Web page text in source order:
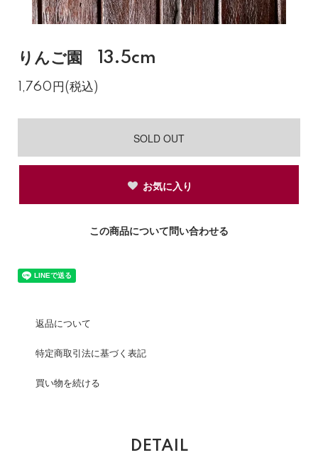
りんご園 13.5cm
1,760円(税込)
SOLD OUT
お気に入り
この商品について問い合わせる
返品について
特定商取引法に基づく表記
買い物を続ける
DETAIL